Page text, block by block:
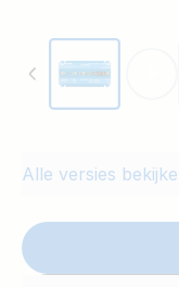
Alle versies